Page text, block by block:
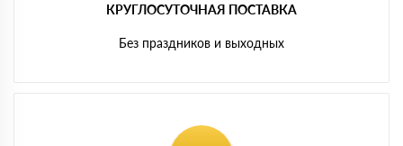
КРУГЛОСУТОЧНАЯ ПОСТАВКА
Без праздников и выходных